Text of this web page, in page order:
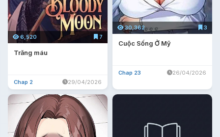
6,520 7
Trăng máu
Chap 2 29/04/2026
30,362 3
Cuộc Sống Ở Mỹ
Chap 23 26/04/2026